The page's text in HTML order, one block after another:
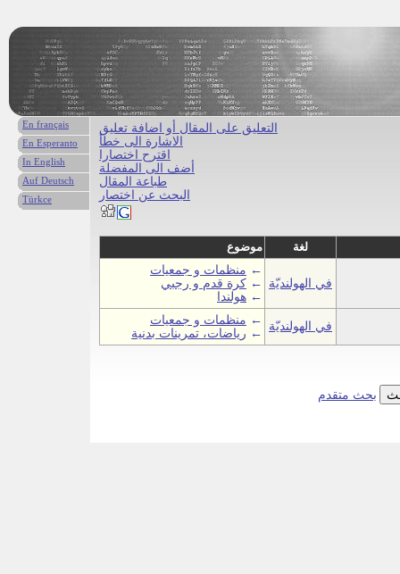
التعليق على المقال أو اضافة تعليق
الاشارة الى خطأ
اقترح اختصارا
أضف الى المفضلة
طباعة المقال
البحث عن اختصار
موضوع
لغة
← منظمات و جمعيات
← كرة قدم و رجبي
← هولندا
في الهولنديّة
← منظمات و جمعيات
← رياضات، تمرينات بدنية
في الهولنديّة
بحث متقدم
En français
En Esperanto
In English
Auf Deutsch
Türkce